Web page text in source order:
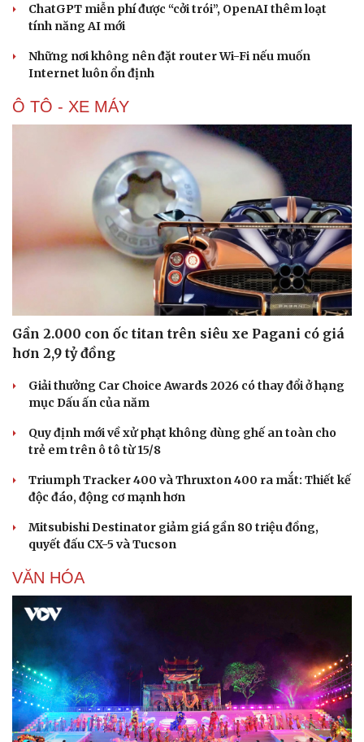
ChatGPT miễn phí được “cởi trói”, OpenAI thêm loạt
tính năng AI mới
Những nơi không nên đặt router Wi-Fi nếu muốn
Internet luôn ổn định
Ô TÔ - XE MÁY
Gần 2.000 con ốc titan trên siêu xe Pagani có giá
hơn 2,9 tỷ đồng
Giải thưởng Car Choice Awards 2026 có thay đổi ở hạng
mục Dấu ấn của năm
Quy định mới về xử phạt không dùng ghế an toàn cho
trẻ em trên ô tô từ 15/8
Triumph Tracker 400 và Thruxton 400 ra mắt: Thiết kế
độc đáo, động cơ mạnh hơn
Mitsubishi Destinator giảm giá gần 80 triệu đồng,
quyết đấu CX-5 và Tucson
VĂN HÓA